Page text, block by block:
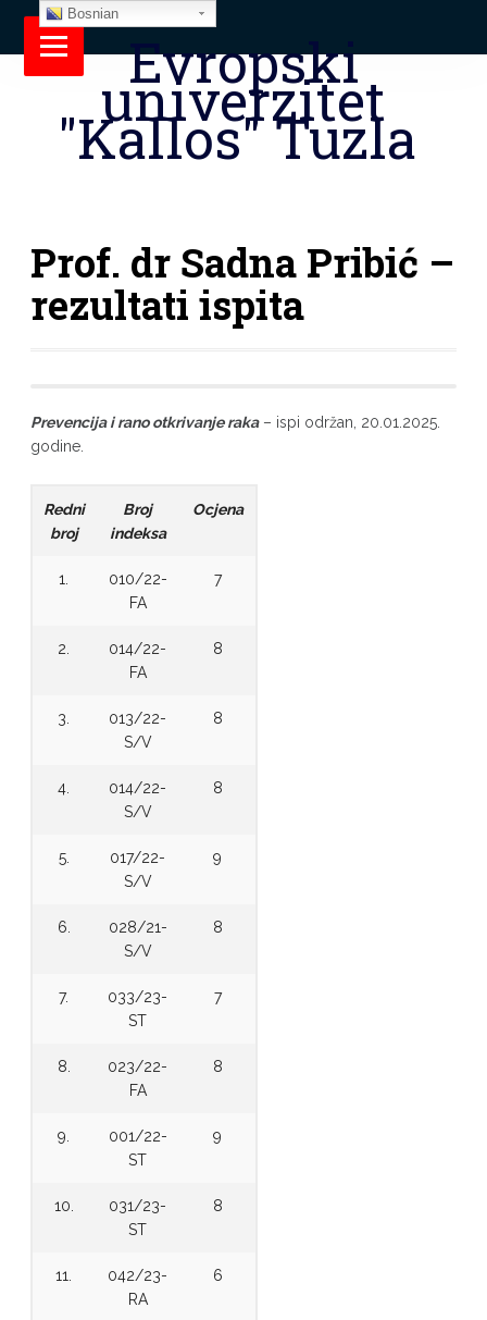
Evropski
univerzitet
"Kallos" Tuzla
Prof. dr Sadna Pribić –
rezultati ispita
Prevencija i rano otkrivanje raka– ispi održan, 20.01.2025.
godine.
Redni
broj
Broj
indeksa
Ocjena
1.
010/22-
FA
7
2.
014/22-
FA
8
3.
013/22-
S/V
8
4.
014/22-
S/V
8
5.
017/22-
S/V
9
6.
028/21-
S/V
8
7.
033/23-
ST
7
8.
023/22-
FA
8
9.
001/22-
ST
9
10.
031/23-
ST
8
11.
042/23-
RA
6
Bosnian